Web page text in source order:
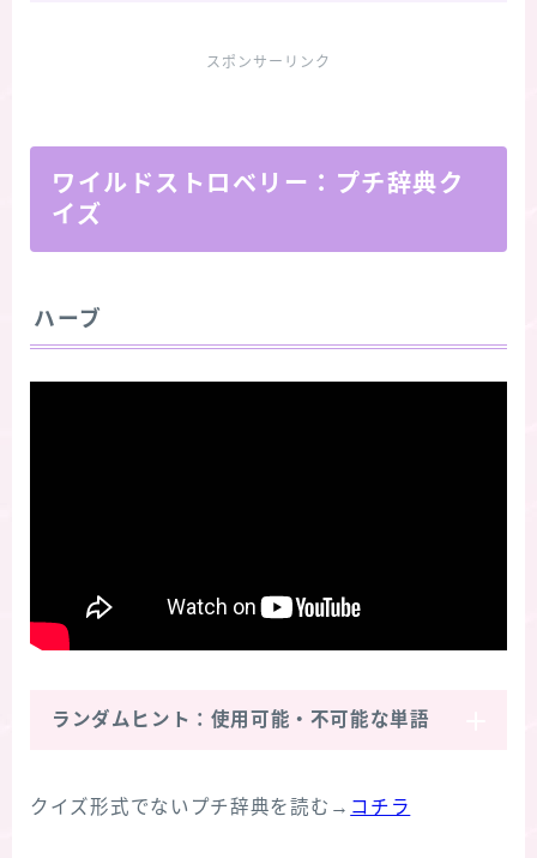
スポンサーリンク
ワイルドストロベリー：プチ辞典ク
イズ
ハーブ
ランダムヒント：使用可能・不可能な単語
クイズ形式でないプチ辞典を読む→ コチラ